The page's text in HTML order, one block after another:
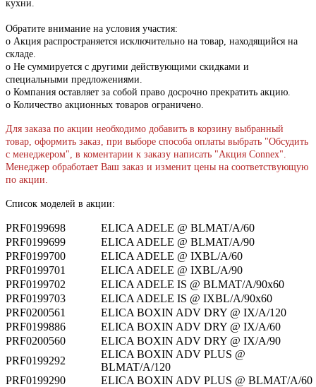
кухни.
Обратите внимание на условия участия:
o Акция распространяется исключительно на товар, находящийся на
складе.
o Не суммируется с другими действующими скидками и
специальными предложениями.
o Компания оставляет за собой право досрочно прекратить акцию.
o Количество акционных товаров ограничено.
Для заказа по акции необходимо добавить в корзину выбранный
товар, оформить заказ, при выборе способа оплаты выбрать "Обсудить
с менеджером", в коментарии к заказу написать "Акция Connex".
Менеджер обработает Ваш заказ и изменит цены на соответствующую
по акции.
Список моделей в акции:
PRF0199698
ELICA ADELE @ BLMAT/A/60
PRF0199699
ELICA ADELE @ BLMAT/A/90
PRF0199700
ELICA ADELE @ IXBL/A/60
PRF0199701
ELICA ADELE @ IXBL/A/90
PRF0199702
ELICA ADELE IS @ BLMAT/A/90x60
PRF0199703
ELICA ADELE IS @ IXBL/A/90x60
PRF0200561
ELICA BOXIN ADV DRY @ IX/A/120
PRF0199886
ELICA BOXIN ADV DRY @ IX/A/60
PRF0200560
ELICA BOXIN ADV DRY @ IX/A/90
PRF0199292
ELICA BOXIN ADV PLUS @
BLMAT/A/120
PRF0199290
ELICA BOXIN ADV PLUS @ BLMAT/A/60